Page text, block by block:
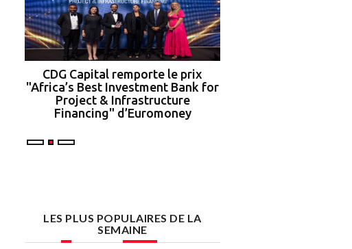
CDG Capital remporte le prix
"Africa’s Best Investment Bank for
Project & Infrastructure
Financing" d’Euromoney
LES PLUS POPULAIRES DE LA
SEMAINE